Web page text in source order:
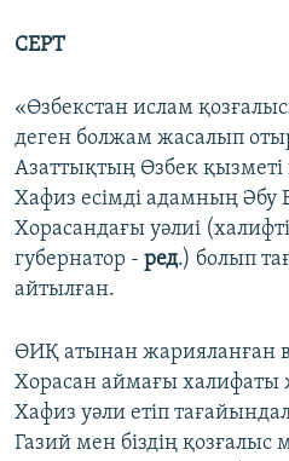
СЕРТ
«Өзбекстан ислам
деген болжам жасалып
Азаттықтың Өзбек
Хафиз есімді адамның Әбу
Хорасандағы уәлиі
губернатор - ред.) болып
айтылған.
ӨИҚ атынан жарияланған
Хорасан аймағы
Хафиз уәли етіп
Газий мен біздің